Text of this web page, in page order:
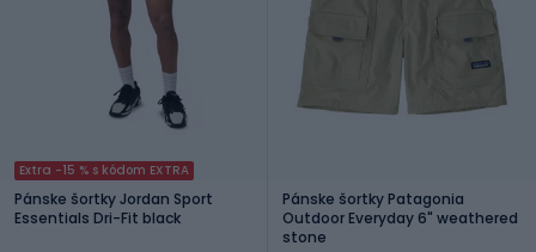
Extra -15 % s kódom EXTRA
Pánske šortky Jordan Sport
Essentials Dri-Fit black
Pánske šortky Patagonia
Outdoor Everyday 6" weathered
stone